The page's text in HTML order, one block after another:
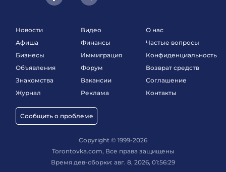
Новости
Афиша
Бизнесы
Объявления
Знакомства
Журнал
Сообщить о проблеме
Видео
Финансы
Иммиграция
Форум
Вакансии
Реклама
О нас
Частые вопросы
Конфиденциальность
Возврат средств
Соглашение
Контакты
Copyright © 1999-2026
Torontovka.com, Все права защищены
Время дев-сборки: авг. 8, 2026, 01:56:29